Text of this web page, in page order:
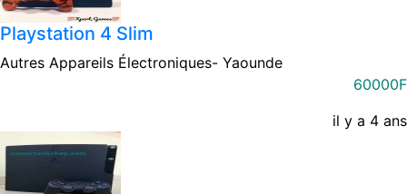
Playstation 4 Slim
Autres Appareils Électroniques- Yaounde
60000F
il y a 4 ans